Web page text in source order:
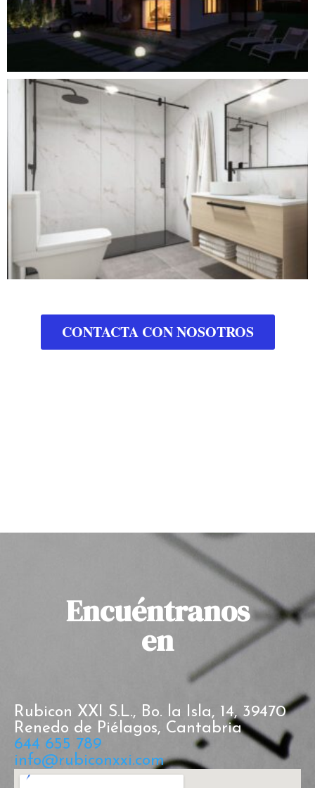
CONTACTA CON NOSOTROS
Encuéntranos
en
Rubicon XXI S.L., Bo. la Isla, 14, 39470
Renedo de Piélagos, Cantabria
644 655 789
info@rubiconxxi.com